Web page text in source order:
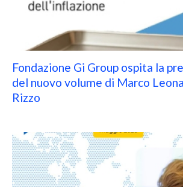
Fondazione Gi Group ospita la
del nuovo volume di Marco
Rizzo